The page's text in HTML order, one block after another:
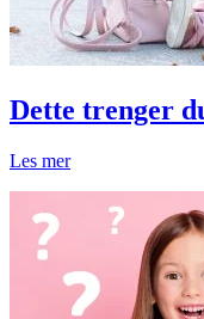
Dette trenger
Les mer